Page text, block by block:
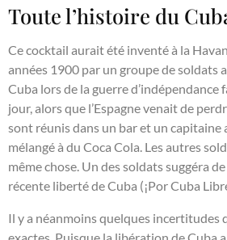
Toute l’histoire du
Ce cocktail aurait été inventé à la
années 1900 par un groupe de soldats
Cuba lors de la guerre d’indépendance
jour, alors que l’Espagne venait de
sont réunis dans un bar et un capitaine
mélangé à du Coca Cola. Les autres
même chose. Un des soldats suggéra
récente liberté de Cuba (¡Por Cuba
Il y a néanmoins quelques incertitudes